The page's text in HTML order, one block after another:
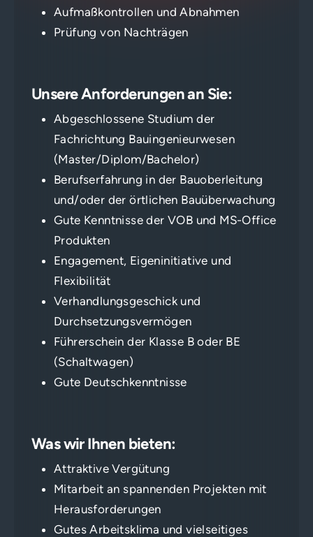
Aufmaßkontrollen und Abnahmen
Prüfung von Nachträgen
Unsere Anforderungen an Sie:
Abgeschlossene Studium der
Fachrichtung Bauingenieurwesen
(Master/Diplom/Bachelor)
Berufserfahrung in der Bauoberleitung
und/oder der örtlichen Bauüberwachung
Gute Kenntnisse der VOB und MS-Office
Produkten
Engagement, Eigeninitiative und
Flexibilität
Verhandlungsgeschick und
Durchsetzungsvermögen
Führerschein der Klasse B oder BE
(Schaltwagen)
Gute Deutschkenntnisse
Was wir Ihnen bieten:
Attraktive Vergütung
Mitarbeit an spannenden Projekten mit
Herausforderungen
Gutes Arbeitsklima und vielseitiges